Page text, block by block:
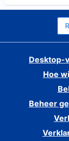
Desktop-
Hoe
Beheer